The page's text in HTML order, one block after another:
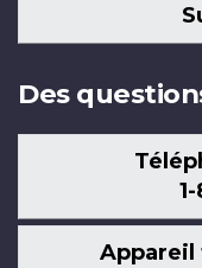
Des
Appareil